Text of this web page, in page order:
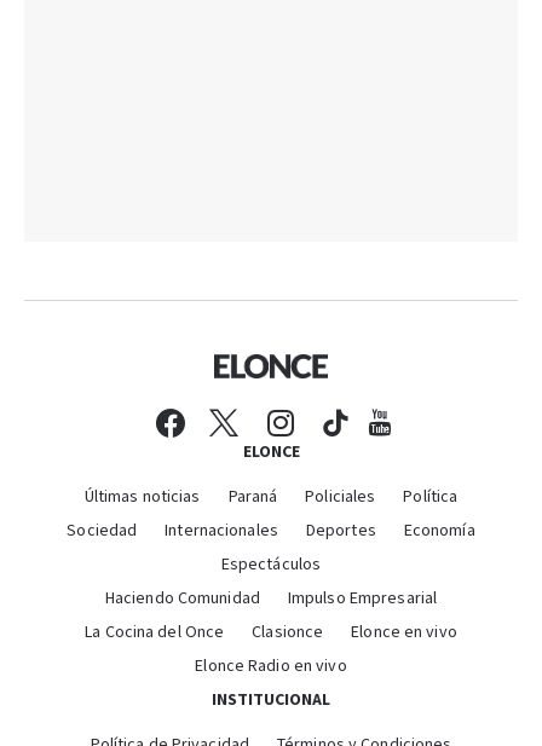
ELONCE
Últimas noticias Paraná Policiales
Política
Sociedad
Internacionales Deportes
Economía
Espectáculos
Haciendo Comunidad
Impulso Empresarial
La Cocina del Once
Clasionce
Elonce en vivo
Elonce Radio en vivo
INSTITUCIONAL